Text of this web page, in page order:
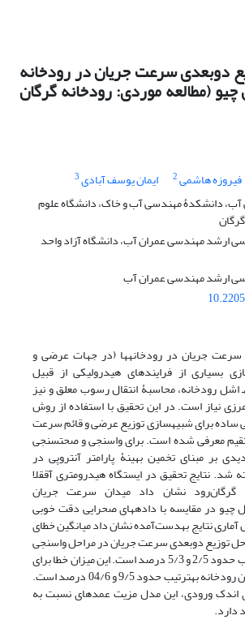
دوبعدی سرعت جریان در رودخانه
(مطالعه موردی: رودخانه گرگان
فیروزه هاشمی2 ایمان یوسف آبادی3
آب، دانشکدۀ مهندسی آب و خاک، دانشگاه علوم
ارشد مهندسی عمران آب، دانشگاه آزاد واحد
ارشد مهندسی عمران آب
جریان در رودخانه‏ها (در جهات عرضی و
بسیاری از فرایند‏های هیدرولیکی از قبیل
اشل رودخانه، محاسبۀ انتقال رسوب معلق و نیز
نیاز است. در این تحقیق با استفاده از روش
ساده برای شبیه‏سازی توزیع عرضی و قائم سرعت
معرفی شده است. برای واسنجی و صحت‏سنجی
بر مبنای تخمین بهینۀ پارامتر آنتروپی در
شد. نتایج تحقیق در ایستگاه هیدرومتری آق‏قلا
گرگان‌رود نشان داد میدان سرعت جریان
چیو در مقایسه با داده‏های صحرایی دقت خوبی
آماری نتایج به‏دست‌آمده نشان داد میانگین خطای
توزیع دوبعدی سرعت جریان در مراحل واسنجی
و صحت‏سنجی به‏ترتیب حدود 2/5 و 5/3 درصد است. این میزان خطا برای
تخمین دبی کل جریان رودخانه به‏ترتیب حدود 9/5 و 04/6 درصد است.
اندک ورودی، این مدل مزیت عمده‏ای نسبت به
دارد.